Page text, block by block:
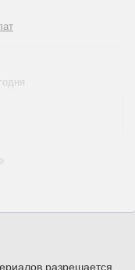
разрешается